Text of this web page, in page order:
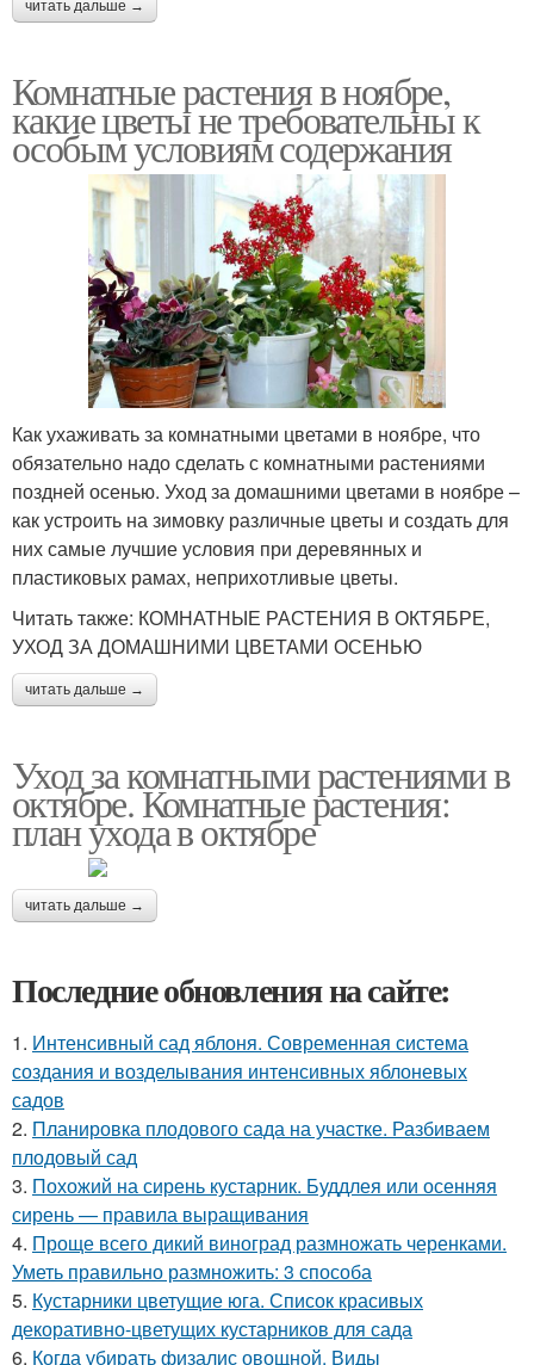
читать дальше →
Комнатные растения в ноябре,
какие цветы не требовательны к
особым условиям содержания
Как ухаживать за комнатными цветами в ноябре, что
обязательно надо сделать с комнатными растениями
поздней осенью. Уход за домашними цветами в ноябре –
как устроить на зимовку различные цветы и создать для
них самые лучшие условия при деревянных и
пластиковых рамах, неприхотливые цветы.
Читать также: КОМНАТНЫЕ РАСТЕНИЯ В ОКТЯБРЕ,
УХОД ЗА ДОМАШНИМИ ЦВЕТАМИ ОСЕНЬЮ
читать дальше →
Уход за комнатными растениями в
октябре. Комнатные растения:
план ухода в октябре
читать дальше →
Последние обновления на сайте:
1. Интенсивный сад яблоня. Современная система
создания и возделывания интенсивных яблоневых
садов
2. Планировка плодового сада на участке. Разбиваем
плодовый сад
3. Похожий на сирень кустарник. Буддлея или осенняя
сирень — правила выращивания
4. Проще всего дикий виноград размножать черенками.
Уметь правильно размножить: 3 способа
5. Кустарники цветущие юга. Список красивых
декоративно-цветущих кустарников для сада
6. Когда убирать физалис овощной. Виды